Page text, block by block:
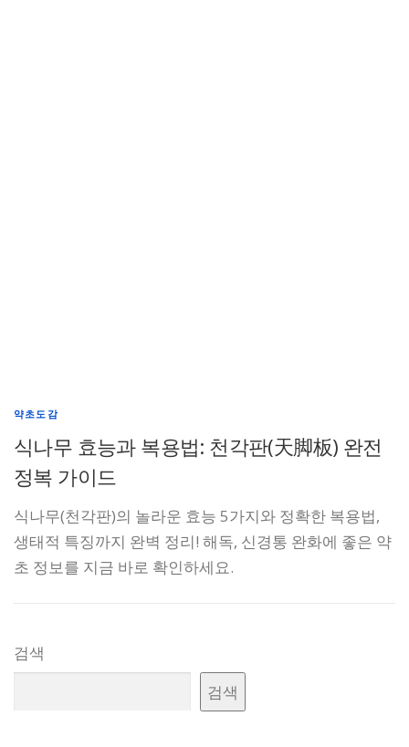
약초도감
식나무 효능과 복용법: 천각판(天脚板) 완전
정복 가이드
식나무(천각판)의 놀라운 효능 5가지와 정확한 복용법,
생태적 특징까지 완벽 정리! 해독, 신경통 완화에 좋은 약
초 정보를 지금 바로 확인하세요.
검색
검색